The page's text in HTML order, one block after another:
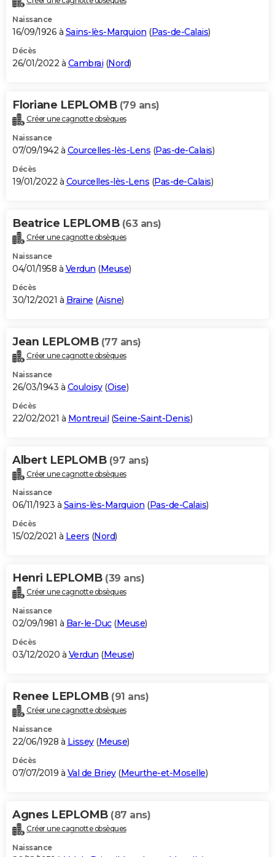
Naissance
16/09/1926 à Sains-lès-Marquion (Pas-de-Calais)
Décès
26/01/2022 à Cambrai (Nord)
Floriane LEPLOMB (79 ans)
Créer une cagnotte obsèques
Naissance
07/09/1942 à Courcelles-lès-Lens (Pas-de-Calais)
Décès
19/01/2022 à Courcelles-lès-Lens (Pas-de-Calais)
Beatrice LEPLOMB (63 ans)
Créer une cagnotte obsèques
Naissance
04/01/1958 à Verdun (Meuse)
Décès
30/12/2021 à Braine (Aisne)
Jean LEPLOMB (77 ans)
Créer une cagnotte obsèques
Naissance
26/03/1943 à Couloisy(Oise)
Décès
22/02/2021 à Montreuil (Seine-Saint-Denis)
Albert LEPLOMB (97 ans)
Créer une cagnotte obsèques
Naissance
06/11/1923 à Sains-lès-Marquion (Pas-de-Calais)
Décès
15/02/2021 à Leers (Nord)
Henri LEPLOMB (39 ans)
Créer une cagnotte obsèques
Naissance
02/09/1981 à Bar-le-Duc(Meuse)
Décès
03/12/2020 à Verdun (Meuse)
Renee LEPLOMB (91 ans)
Créer une cagnotte obsèques
Naissance
22/06/1928 à Lissey(Meuse)
Décès
07/07/2019 à Val de Briey(Meurthe-et-Moselle)
Agnes LEPLOMB (87 ans)
Créer une cagnotte obsèques
Naissance